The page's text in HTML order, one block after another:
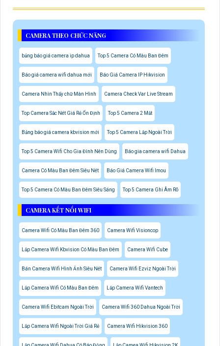
CAMERA THEO CHỨC NĂNG
bảng báo giá camera ip dahua Top 5 Camera Có Màu Ban Đêm
Báo giá camera wifi dahua mới Báo Giá Camera IP Hikvision
Camera Nhìn Thấy chữ Màn Hình Camera Check Var Live Stream
Top Camera Sắc Nét Giá Rẻ Ổn Định Top 5 Camera 2 Mắt
Bảng báo giá camera kbvision mới Top 5 Camera Lắp Ngoài Trời
Top 5 Camera Wifi Cho Gia Đình Nên Dùng Báo gia camera wifi Dahua
Camera Có Màu Ban Đêm Siêu Nét Báo Giá Camera Wifi Imou
Top 5 Camera Có Màu Ban Đêm Siêu Sáng Top 5 Camera Ghi Âm Rõ
CAMERA KẾT NỐI WIFI
Camera Wifi Có Màu Ban Đêm 360 Camera Wifi Visioncop
Lắp Camera Wifi Kbvision Có Màu Ban Đêm Camera Wifi Cube
Bán Camera Wifi Hình Ảnh Siêu Nét Camera Wifi Ezviz Ngoài Trời
Lắp Camera Wifi Có Màu Ban Đêm Lắp Camera Wifi Vantech
Camera Wifi Ebitcam Ngoài Trời Camera Wifi 360 Dahua Ngoài Trời
Lắp Camera Wifi Ngoài Trời Giá Rẻ Camera Wifi Hikvision 360